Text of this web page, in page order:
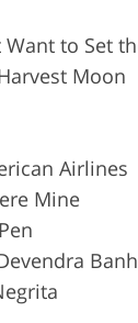
Want to Set
Moon
Airlines
Mine